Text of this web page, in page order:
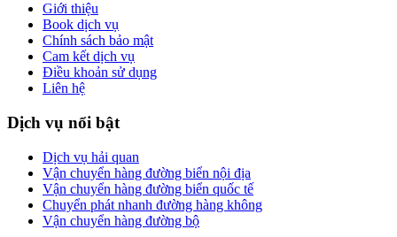
Giới thiệu
Book dịch vụ
Chính sách bảo mật
Cam kết dịch vụ
Điều khoản sử dụng
Liên hệ
Dịch vụ nổi bật
Dịch vụ hải quan
Vận chuyển hàng đường biển nội địa
Vận chuyển hàng đường biển quốc tế
Chuyển phát nhanh đường hàng không
Vận chuyển hàng đường bộ